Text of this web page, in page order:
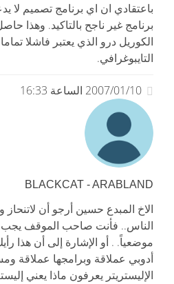
برنامج غير ناجح بالتاكيد. وهذا
الكوريل درو الذي يعتبر فاشلا
التايبوغرافي.
2007/01/10 الساعة 16:33
BLACKCAT - ARABLAND
الاخ المبدع حسين أرجو أن
الناس.. فأنت صاحب الموقف
موضعياً. . أو الإشارة إلى أن هذا
أدوبي عملاقة وبرامجها عملاقة
الإليستريتر يعرفون ماذا يعني